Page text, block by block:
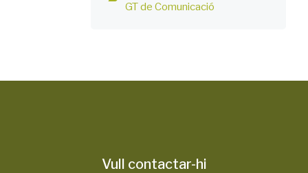
GT de Comunicació
Vull contactar-hi